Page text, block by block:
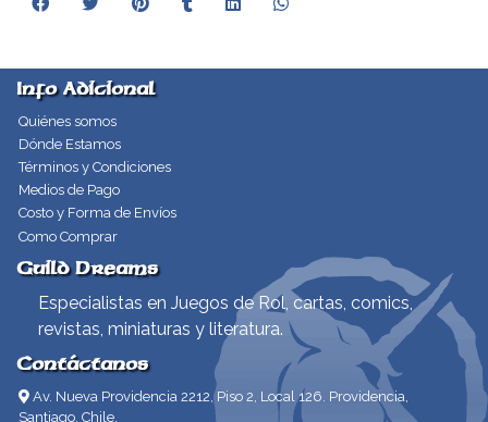
Info Adicional
Quiénes somos
Dónde Estamos
Términos y Condiciones
Medios de Pago
Costo y Forma de Envíos
Como Comprar
Guild Dreams
Especialistas en Juegos de Rol, cartas, comics,
revistas, miniaturas y literatura.
Contáctanos
Av. Nueva Providencia 2212, Piso 2, Local 126. Providencia,
Santiago, Chile.